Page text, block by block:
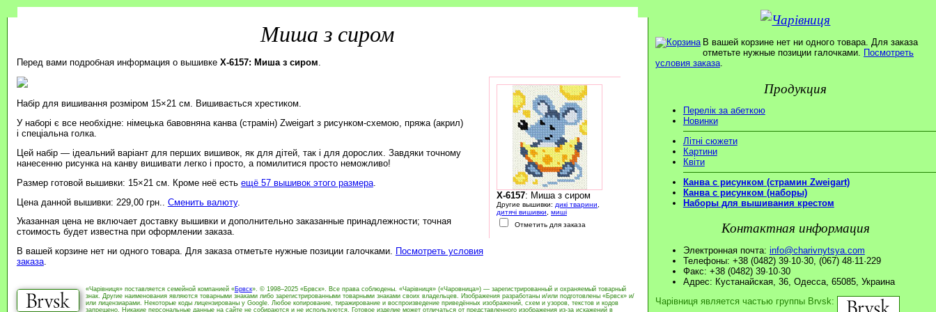
Миша з сиром
Перед вами подробная информация о вышивке X-6157: Миша з сиром
X-6157: Миша з сиром
Другие вышивки: дикі тварини
дитячі вишивки
миші
Отметить для заказа
Набір для вишивання розміром 15×21 см. Вишивається хрестиком.
У наборі є все необхідне: німецька бавовняна канва (страмін) Zweigart з рисунком-схемою, пряжа (акрил)
і спеціальна голка.
Цей набір — ідеальний варіант для перших вишивок, як для дітей, так і для дорослих. Завдяки точному
нанесенню рисунка на канву вишивати легко і просто, а помилитися просто неможливо!
Размер готовой вышивки: 15×21 см. Кроме неё есть ещё 57 вышивок этого размера.
Цена данной вышивки: 229,00 грн.. Сменить валюту.
Указанная цена не включает доставку вышивки и дополнительно заказанные принадлежности; точная
стоимость будет известна при оформлении заказа.
В вашей корзине нет ни одного товара. Для заказа отметьте нужные позиции галочками. Посмотреть условия
заказа.
«Чарівниця» поставляется семейной компанией «Брвск». © 1998–2025 «Брвск». Все права соблюдены. «Чарівниця» («Чаровница») — зарегистрированный и охраняемый товарный
знак. Другие наименования являются товарными знаками либо зарегистрированными товарными знаками своих владельцев. Изображения разработаны и/или подготовлены «Брвск» и/
или лицензиарами. Некоторые коды лицензированы у Google. Любое копирование, тиражирование и воспроизведение приведённых изображений, схем и узоров, текстов и кодов
запрещено. Никакие персональные данные на сайте не собираются и не используются. Готовое изделие может отличаться от представленного изображения из-за искажений в
В вашей корзине нет ни одного товара. Для заказа
отметьте нужные позиции галочками. Посмотреть
условия заказа.
Продукция
Перелік за абеткою
Новинки
Літні сюжети
Картини
Квіти
Канва с рисунком (страмин Zweigart)
Канва с рисунком (наборы)
Наборы для вышивания крестом
Контактная информация
Электронная почта: info@charivnytsya.com
Телефоны: +38 (0482) 39·10·30, (067) 48·11·229
Факс: +38 (0482) 39·10·30
Адрес: Кустанайская, 36, Одесса, 65085, Украина
Чарівниця является частью группы Brvsk: